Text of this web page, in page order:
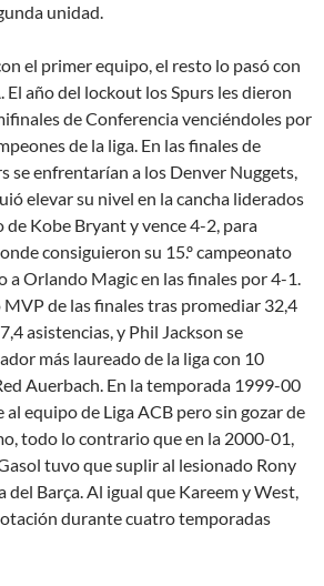
unidad.
el primer equipo, el resto lo pasó con
El año del lockout los Spurs les dieron
de Conferencia venciéndoles por
de la liga. En las finales de
se enfrentarían a los Denver Nuggets,
elevar su nivel en la cancha liderados
de Kobe Bryant y vence 4-2, para
consiguieron su 15.º campeonato
a Orlando Magic en las finales por 4-1.
de las finales tras promediar 32,4
asistencias, y Phil Jackson se
más laureado de la liga con 10
Auerbach. En la temporada 1999-00
equipo de Liga ACB pero sin gozar de
todo lo contrario que en la 2000-01,
tuvo que suplir al lesionado Rony
del Barça. Al igual que Kareem y West,
durante cuatro temporadas